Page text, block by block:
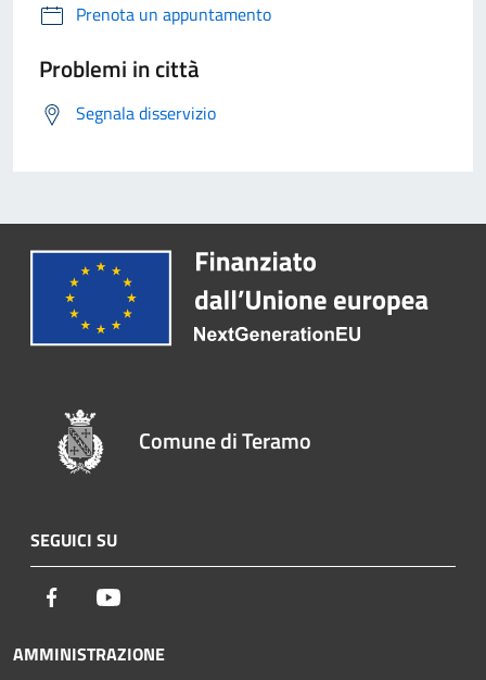
Prenota un appuntamento
Problemi in città
Segnala disservizio
Comune di Teramo
SEGUICI SU
Facebook
AMMINISTRAZIONE